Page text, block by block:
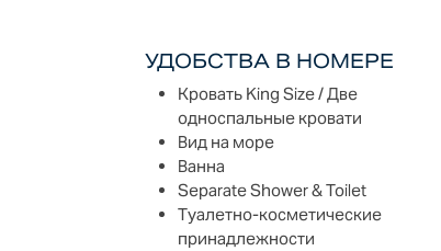
УДОБСТВА В НОМЕРЕ
Кровать King Size / Две
односпальные кровати
Вид на море
Ванна
Separate Shower & Toilet
Туалетно-косметические
принадлежности